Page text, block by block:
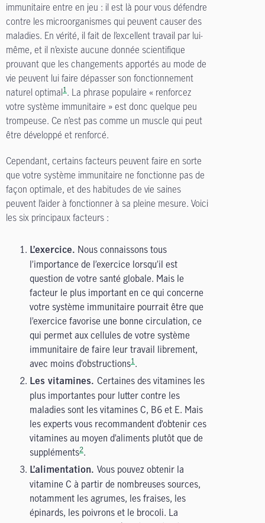
immunitaire entre en jeu : il est là pour vous défendre
contre les microorganismes qui peuvent causer des
maladies. En vérité, il fait de l’excellent travail par lui-
même, et il n’existe aucune donnée scientifique
prouvant que les changements apportés au mode de
vie peuvent lui faire dépasser son fonctionnement
naturel optimal1. La phrase populaire « renforcez
votre système immunitaire » est donc quelque peu
trompeuse. Ce n’est pas comme un muscle qui peut
être développé et renforcé.
Cependant, certains facteurs peuvent faire en sorte
que votre système immunitaire ne fonctionne pas de
façon optimale, et des habitudes de vie saines
peuvent l’aider à fonctionner à sa pleine mesure. Voici
les six principaux facteurs :
L’exercice. Nous connaissons tous
l’importance de l’exercice lorsqu’il est
question de votre santé globale. Mais le
facteur le plus important en ce qui concerne
votre système immunitaire pourrait être que
l’exercice favorise une bonne circulation, ce
qui permet aux cellules de votre système
immunitaire de faire leur travail librement,
avec moins d’obstructions1.
Les vitamines. Certaines des vitamines les
plus importantes pour lutter contre les
maladies sont les vitamines C, B6 et E. Mais
les experts vous recommandent d’obtenir ces
vitamines au moyen d’aliments plutôt que de
suppléments2.
L’alimentation. Vous pouvez obtenir la
vitamine C à partir de nombreuses sources,
notamment les agrumes, les fraises, les
épinards, les poivrons et le brocoli. La